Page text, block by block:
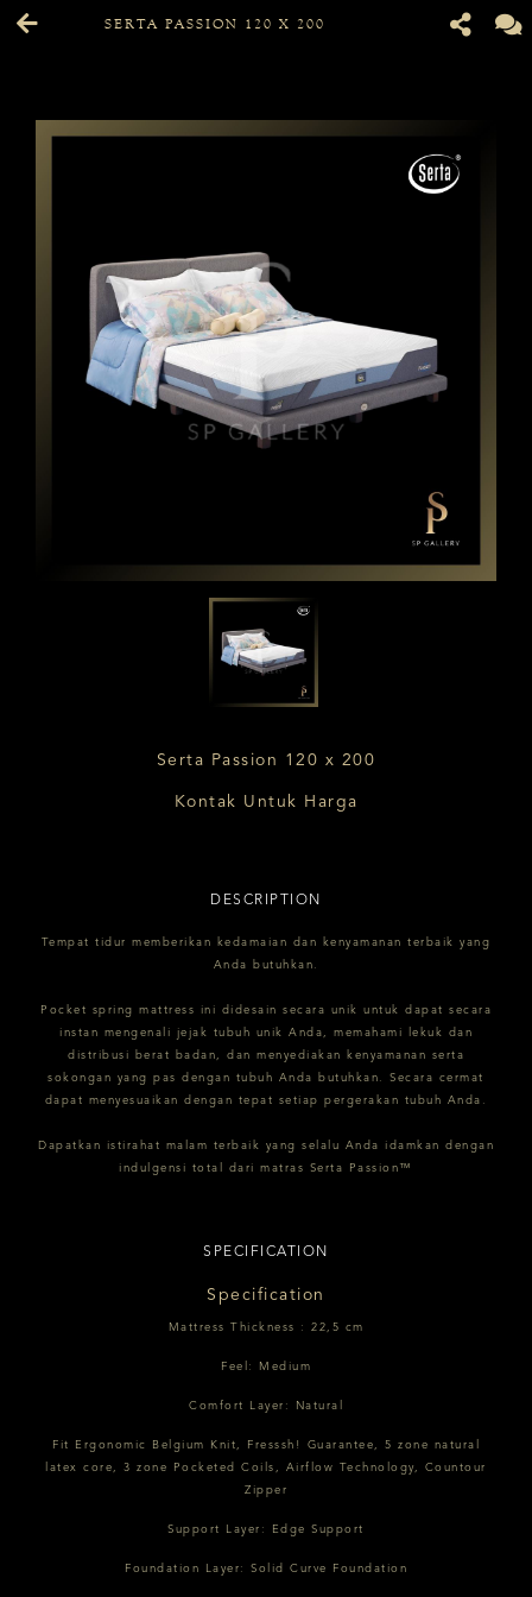
SERTA PASSION 120 X 200
Serta Passion 120 x 200
Kontak Untuk Harga
DESCRIPTION
Tempat tidur memberikan kedamaian dan kenyamanan terbaik yang
Anda butuhkan.
Pocket spring mattress ini didesain secara unik untuk dapat secara
instan mengenali jejak tubuh unik Anda, memahami lekuk dan
distribusi berat badan, dan menyediakan kenyamanan serta
sokongan yang pas dengan tubuh Anda butuhkan. Secara cermat
dapat menyesuaikan dengan tepat setiap pergerakan tubuh Anda.
Dapatkan istirahat malam terbaik yang selalu Anda idamkan dengan
indulgensi total dari matras Serta Passion™
SPECIFICATION
Specification
Mattress Thickness : 22,5 cm
Feel: Medium
Comfort Layer: Natural
Fit Ergonomic Belgium Knit, Fresssh! Guarantee, 5 zone natural
latex core, 3 zone Pocketed Coils, Airflow Technology, Countour
Zipper
Support Layer: Edge Support
Foundation Layer: Solid Curve Foundation